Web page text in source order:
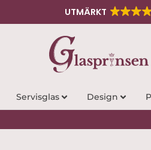
UTMÄRKT
Servisglas Design